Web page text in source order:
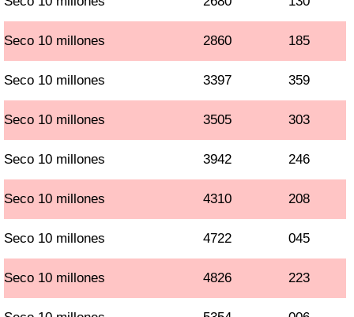
Seco 10 millones 2860 185
Seco 10 millones 3397 359
Seco 10 millones 3505 303
Seco 10 millones 3942 246
Seco 10 millones 4310 208
Seco 10 millones 4722 045
Seco 10 millones 4826 223